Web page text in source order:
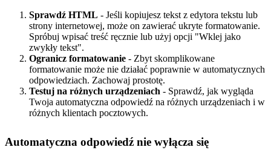
Sprawdź HTML - Jeśli kopiujesz tekst z edytora tekstu lub
strony internetowej, może on zawierać ukryte formatowanie.
Spróbuj wpisać treść ręcznie lub użyj opcji "Wklej jako
zwykły tekst".
Ogranicz formatowanie - Zbyt skomplikowane
formatowanie może nie działać poprawnie w automatycznych
odpowiedziach. Zachowaj prostotę.
Testuj na różnych urządzeniach - Sprawdź, jak wygląda
Twoja automatyczna odpowiedź na różnych urządzeniach i w
różnych klientach pocztowych.
Automatyczna odpowiedź nie wyłącza się